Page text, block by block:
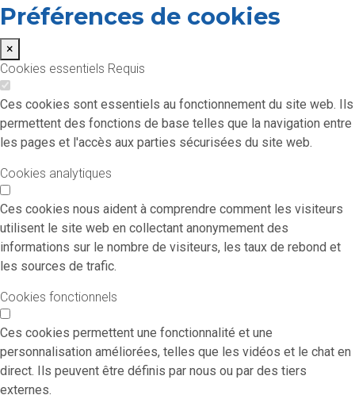
Préférences de cookies
×
Cookies essentiels Requis
Ces cookies sont essentiels au fonctionnement du site web. Ils
permettent des fonctions de base telles que la navigation entre
les pages et l'accès aux parties sécurisées du site web.
Cookies analytiques
Ces cookies nous aident à comprendre comment les visiteurs
utilisent le site web en collectant anonymement des
informations sur le nombre de visiteurs, les taux de rebond et
les sources de trafic.
Cookies fonctionnels
Ces cookies permettent une fonctionnalité et une
personnalisation améliorées, telles que les vidéos et le chat en
direct. Ils peuvent être définis par nous ou par des tiers
externes.